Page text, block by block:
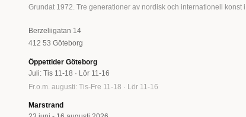
Grundat 1972. Tre generationer av nordisk och internationell konst i
Berzeliigatan 14
412 53 Göteborg
Öppettider Göteborg
Juli: Tis 11-18 · Lör 11-16
Fr.o.m. augusti: Tis-Fre 11-18 · Lör 11-16
Marstrand